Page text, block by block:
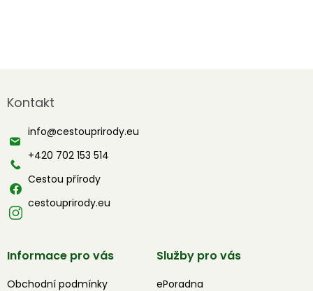
p
t
Kontakt
info@cestouprirody.eu
+420 702 153 514
Cestou přírody
cestouprirody.eu
Informace pro vás
Obchodní podmínky
Služby pro vás
ePoradna